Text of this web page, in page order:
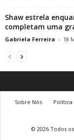
Shaw estrela
completam uma
Gabriela Ferreira - 18
Sobre Nós
© 2026 Todos